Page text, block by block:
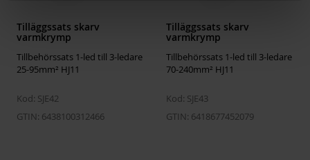
With concentric shielding
Yes
Connection accessories included
None
Halogen free
Yes
Djup
1200 mm
Höjd
1160 mm
Vikt
78.848 kg
Tilläggssats skarv
varmkrymp
Tillbehörssats 1-led till 3-ledare
25-95mm² HJ11
Kod: SJE42
GTIN: 6438100312466
Tilläggssats skarv
varmkrymp
Tillbehörssats 1-led till 3-ledare
70-240mm² HJ11
Kod: SJE43
GTIN: 6418677452079